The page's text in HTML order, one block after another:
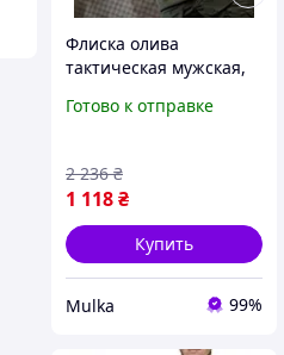
Флиска олива
тактическая мужская,
ЗСУ, теплая флиска
Готово к отправке
1 118₴
2 236 ₴
Купить
Mulka 99%